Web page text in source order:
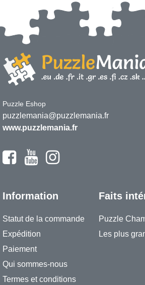
Puzzle Eshop
puzzlemania@puzzlemania.fr
www.puzzlemania.fr
Information
Statut de la commande
Expédition
Paiement
Qui sommes-nous
Termes et conditions
Faits
Puzzle
Les plus